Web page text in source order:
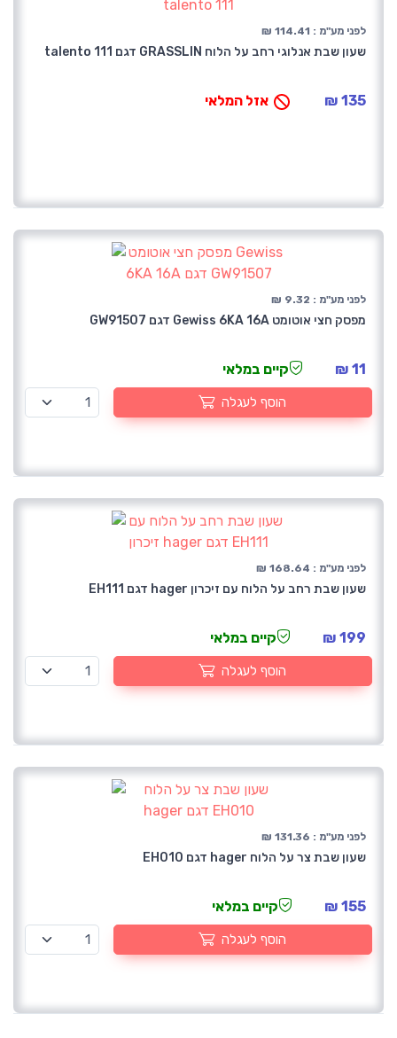
לפני מע"מ : 114.41 ₪
שעון שבת אנלוגי רחב על הלוח GRASSLIN דגם talento 111
135 ₪ אזל המלאי
לפני מע"מ : 9.32 ₪
מפסק חצי אוטומט Gewiss 6KA 16A דגם GW91507
11 ₪ קיים במלאי
הוסף לעגלה
לפני מע"מ : 168.64 ₪
שעון שבת רחב על הלוח עם זיכרון hager דגם EH111
199 ₪ קיים במלאי
הוסף לעגלה
לפני מע"מ : 131.36 ₪
שעון שבת צר על הלוח hager דגם EH010
155 ₪ קיים במלאי
הוסף לעגלה